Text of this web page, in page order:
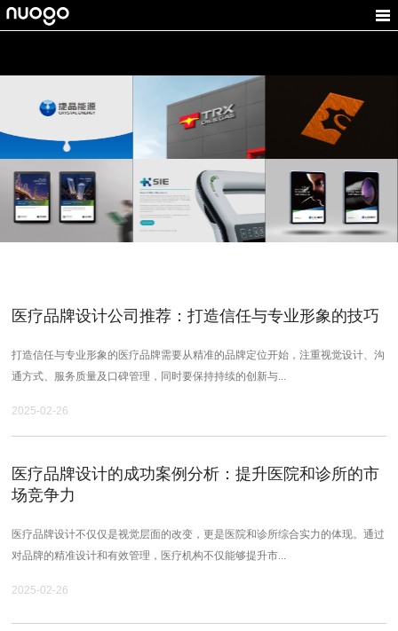
捷晶能源
理标志设计
华慧能
环保标志设计,能源VI设
计
TRX天任星
VI设计公司,品牌设计公
太科智能
医疗产品VI设计,科技公
司品牌设计
纽格尔
工业制造VI设计,机械
LOGO设计
CR-灿锐
光学VI设计,企业标志设
计
医疗品牌设计公司推荐：打造信任与专业形象的技巧
打造信任与专业形象的医疗品牌需要从精准的品牌定位开始，注重视觉设计、沟
通方式、服务质量及口碑管理，同时要保持持续的创新与...
2025-02-26
医疗品牌设计的成功案例分析：提升医院和诊所的市
场竞争力
医疗品牌设计不仅仅是视觉层面的改变，更是医院和诊所综合实力的体现。通过
对品牌的精准设计和有效管理，医疗机构不仅能够提升市...
2025-02-26